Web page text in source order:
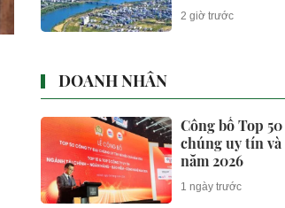
2 giờ trước
DOANH NHÂN
Công bố Top
chúng uy tín và
năm 2026
1 ngày trước